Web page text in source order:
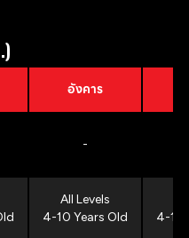
อังคาร
-
All Levels
4-10 Years Old
4-10